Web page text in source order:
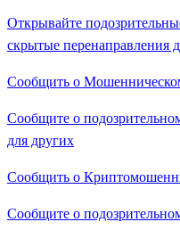
Открывайте
скрытые перенаправления
Сообщить о
Сообщите о
для других
Сообщить о
Сообщите о